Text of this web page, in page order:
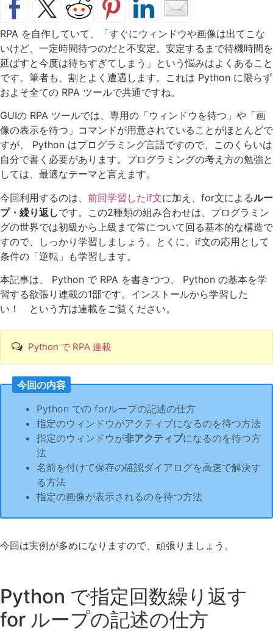
RPA を自作していて、「すぐにウィンドウや画像は出てこな
いけど、一定時間待つのだと不安定。安定するまで待機時間を
延ばすと今度は待ちすぎてしまう」という悩みはよくあること
です。筆者も、割とよく遭遇します。これは Python に限らず
およそ全ての RPA ツールで共通ですね。
GUIの RPA ツールでは、専用の「ウィンドウを待つ」や「画
像の表示を待つ」コマンドが用意されていることがほとんどで
すが、 Python はプログラミング言語ですので、このくらいは
自分で書く必要があります。プログラミングの考え方の勉強と
しては、最適なテーマと言えます。
今回利用するのは、 前回学習したif文に加え、for文によるルー
プ・繰り返しです。この2種類の組み合わせは、プログラミン
グの世界では初級から上級まで常について回る基本的な構造で
すので、しっかり学習しましょう。とくに、if文の応用として
条件の「逆転」も学習します。
本記事は、 Python で RPA を書きつつ、 Python の基本を学
習する欲張り連載の1部です。インストールから学習した
い！ という方は連載をご覧ください。
Python で RPA 連載
今回の内容
Python での forループの記述の仕方
指定のウィンドウがアクティブになるのを待つ方法
指定のウィンドウが非アクティブになるのを待つ方
法
名前を付けて保存の確認ダイアログを高速で解決す
る方法
指定の画像が表示されるのを待つ方法
今回は実例が多めになりますので、頑張りましょう。
Python で指定回数繰り返す
for ループの記述の仕方